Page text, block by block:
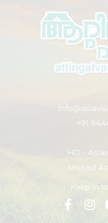
+91
HO –
United
Keep in